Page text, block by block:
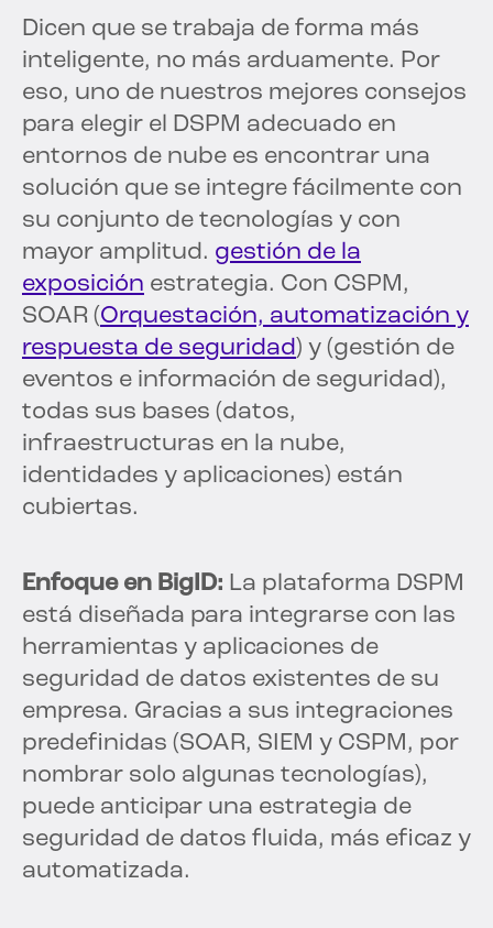
Dicen que se trabaja de forma más
inteligente, no más arduamente. Por
eso, uno de nuestros mejores consejos
para elegir el DSPM adecuado en
entornos de nube es encontrar una
solución que se integre fácilmente con
su conjunto de tecnologías y con
mayor amplitud. gestión de la
exposición estrategia. Con CSPM,
SOAR (Orquestación, automatización y
respuesta de seguridad) y (gestión de
eventos e información de seguridad),
todas sus bases (datos,
infraestructuras en la nube,
identidades y aplicaciones) están
cubiertas.
Enfoque en BigID: La plataforma DSPM
está diseñada para integrarse con las
herramientas y aplicaciones de
seguridad de datos existentes de su
empresa. Gracias a sus integraciones
predefinidas (SOAR, SIEM y CSPM, por
nombrar solo algunas tecnologías),
puede anticipar una estrategia de
seguridad de datos fluida, más eficaz y
automatizada.